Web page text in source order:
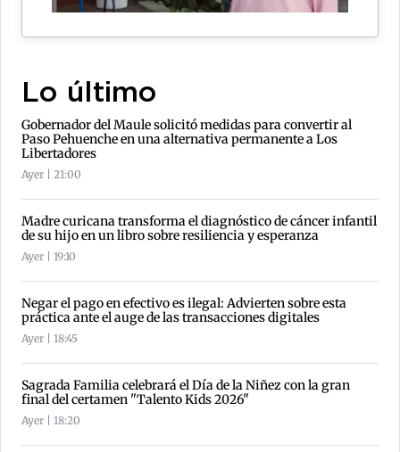
Lo último
Gobernador del Maule solicitó medidas para convertir al
Paso Pehuenche en una alternativa permanente a Los
Libertadores
Ayer | 21:00
Madre curicana transforma el diagnóstico de cáncer infantil
de su hijo en un libro sobre resiliencia y esperanza
Ayer | 19:10
Negar el pago en efectivo es ilegal: Advierten sobre esta
práctica ante el auge de las transacciones digitales
Ayer | 18:45
Sagrada Familia celebrará el Día de la Niñez con la gran
final del certamen "Talento Kids 2026"
Ayer | 18:20